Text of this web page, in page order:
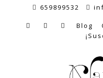
659899532
Blog